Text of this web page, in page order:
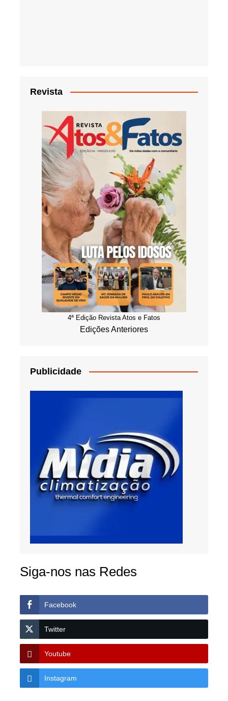
Revista
4ª Edição Revista Atos e Fatos
Edições Anteriores
Publicidade
Siga-nos nas Redes
Facebook
Twitter
Youtube
Instagram